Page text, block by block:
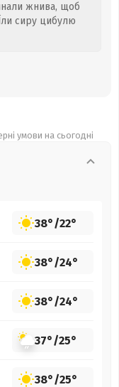
жнива, щоб
сиру цибулю
умови на сьогодні
38°/22°
38°/24°
38°/24°
37°/25°
38°/25°